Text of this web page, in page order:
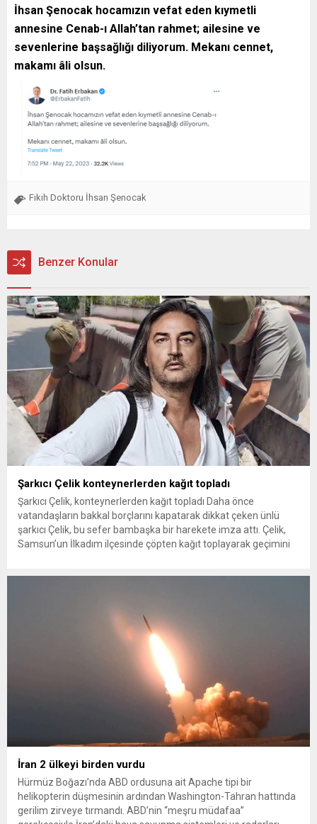
İhsan Şenocak hocamızın vefat eden kıymetli
annesine Cenab-ı Allah’tan rahmet; ailesine ve
sevenlerine başsağlığı diliyorum. Mekanı cennet,
makamı âli olsun.
Fıkıh Doktoru İhsan Şenocak
Benzer Konular
Şarkıcı Çelik konteynerlerden kağıt topladı
Şarkıcı Çelik, konteynerlerden kağıt topladı Daha önce
vatandaşların bakkal borçlarını kapatarak dikkat çeken ünlü
şarkıcı Çelik, bu sefer bambaşka bir harekete imza attı. Çelik,
Samsun’un İlkadım ilçesinde çöpten kağıt toplayarak geçimini
İran 2 ülkeyi birden vurdu
Hürmüz Boğazı’nda ABD ordusuna ait Apache tipi bir
helikopterin düşmesinin ardından Washington-Tahran hattında
gerilim zirveye tırmandı. ABD’nin “meşru müdafaa”